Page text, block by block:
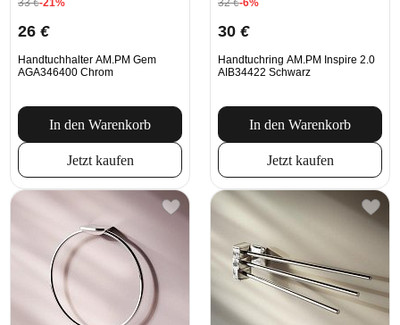
33€-21%
26 €
Handtuchhalter AM.PM Gem
AGA346400 Chrom
In den Warenkorb
Jetzt kaufen
32€-6%
30 €
Handtuchring AM.PM Inspire 2.0
AIB34422 Schwarz
In den Warenkorb
Jetzt kaufen